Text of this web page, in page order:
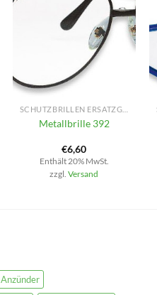
+
Metallbrille 392
€6,60
Enthält 20% MwSt.
zzgl.Versand
Anzünder